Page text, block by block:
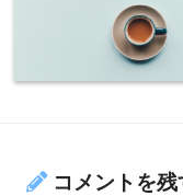
コメントを残